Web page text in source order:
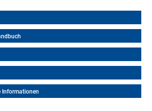
Informationen